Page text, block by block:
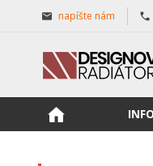
napíšte nám